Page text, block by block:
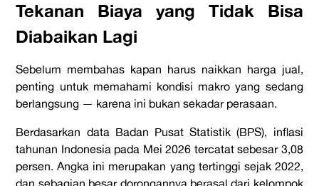
Tekanan Biaya yang Tidak Bisa
Diabaikan Lagi
Sebelum membahas kapan harus naikkan harga jual,
penting untuk memahami kondisi makro yang sedang
berlangsung — karena ini bukan sekadar perasaan.
Berdasarkan data Badan Pusat Statistik (BPS), inflasi
tahunan Indonesia pada Mei 2026 tercatat sebesar 3,08
persen. Angka ini merupakan yang tertinggi sejak 2022,
dan sebagian besar dorongannya berasal dari kelompok